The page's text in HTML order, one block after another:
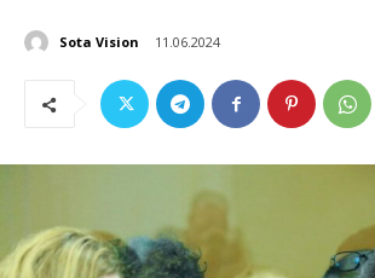
Sota Vision 11.06.2024